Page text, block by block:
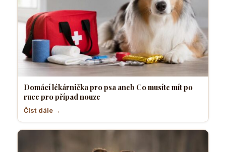
Domácí lékárnička pro psa aneb Co musíte mít po
ruce pro případ nouze
Číst dále →